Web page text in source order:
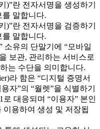
)”란 전자서명을 생성하기
말합니다.
)”란 전자서명을 검증하기
말합니다.
소유의 단말기에 “모바일
보관, 관리하는 서비스로
는 수단을 의미합니다.
라 함은 “디지털 증명서
자”의 “월렛”을 식별하기
로 대응되며 “이용자” 본인
이용하여 생성 및 저장됩